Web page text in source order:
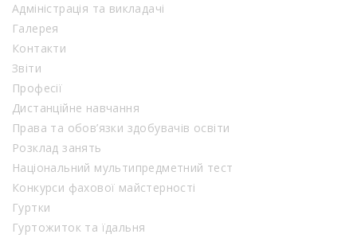
Адміністрація та викладачі
Галерея
Контакти
Звіти
Професії
Дистанційне навчання
Права та обов’язки здобувачів освіти
Розклад занять
Національний мультипредметний тест
Конкурси фахової майстерності
Гуртки
Гуртожиток та їдальня